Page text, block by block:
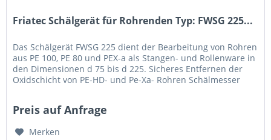
Friatec Schälgerät für Rohrenden Typ: FWSG 225...
Das Schälgerät FWSG 225 dient der Bearbeitung von Rohren
aus PE 100, PE 80 und PEX-a als Stangen- und Rollenware in
den Dimensionen d 75 bis d 225. Sicheres Entfernen der
Oxidschicht von PE-HD- und Pe-Xa- Rohren Schälmesser
Preis auf Anfrage
Merken